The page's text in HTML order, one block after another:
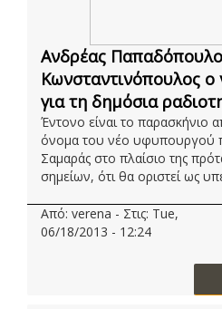
Ανδρέας
Κωνσταντινόπουλος
για τη δημόσια
Έντονο είναι το παρασκήνιο
όνομα του νέο υφυπουργού
Σαμαράς στο πλαίσιο της
σημείων, ότι θα οριστεί ως
Από: verena - Στις: Tue,
06/18/2013 - 12:24